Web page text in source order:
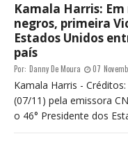
Kamala Harris:
negros, primeira
Estados Unidos
país
Por: Danny De Moura 07
Kamala Harris -
(07/11) pela emissora
o 46° Presidente dos